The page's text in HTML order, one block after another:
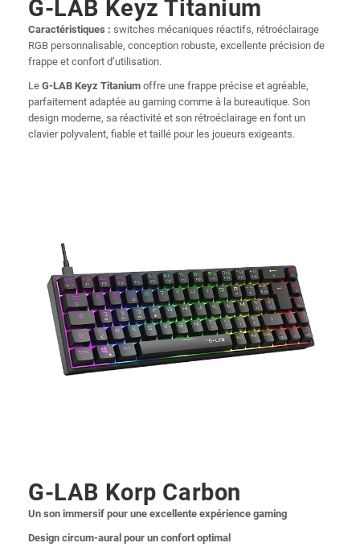
G-LAB Keyz Titanium
Caractéristiques : switches mécaniques réactifs, rétroéclairage
RGB personnalisable, conception robuste, excellente précision de
frappe et confort d’utilisation.
Le G-LAB Keyz Titanium offre une frappe précise et agréable,
parfaitement adaptée au gaming comme à la bureautique. Son
design moderne, sa réactivité et son rétroéclairage en font un
clavier polyvalent, fiable et taillé pour les joueurs exigeants.
G-LAB Korp Carbon
Un son immersif pour une excellente expérience gaming
Design circum-aural pour un confort optimal